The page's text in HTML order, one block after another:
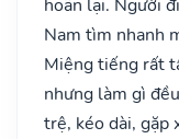
hoãn lại. Người
Nam tìm nhanh
Miệng tiếng rất
nhưng làm gì
trệ, kéo dài, gặp